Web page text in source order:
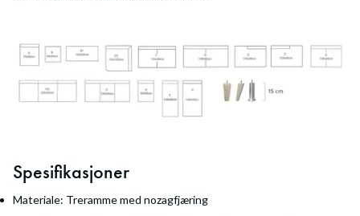
Spesifikasjoner
Materiale: Treramme med nozagfjæring